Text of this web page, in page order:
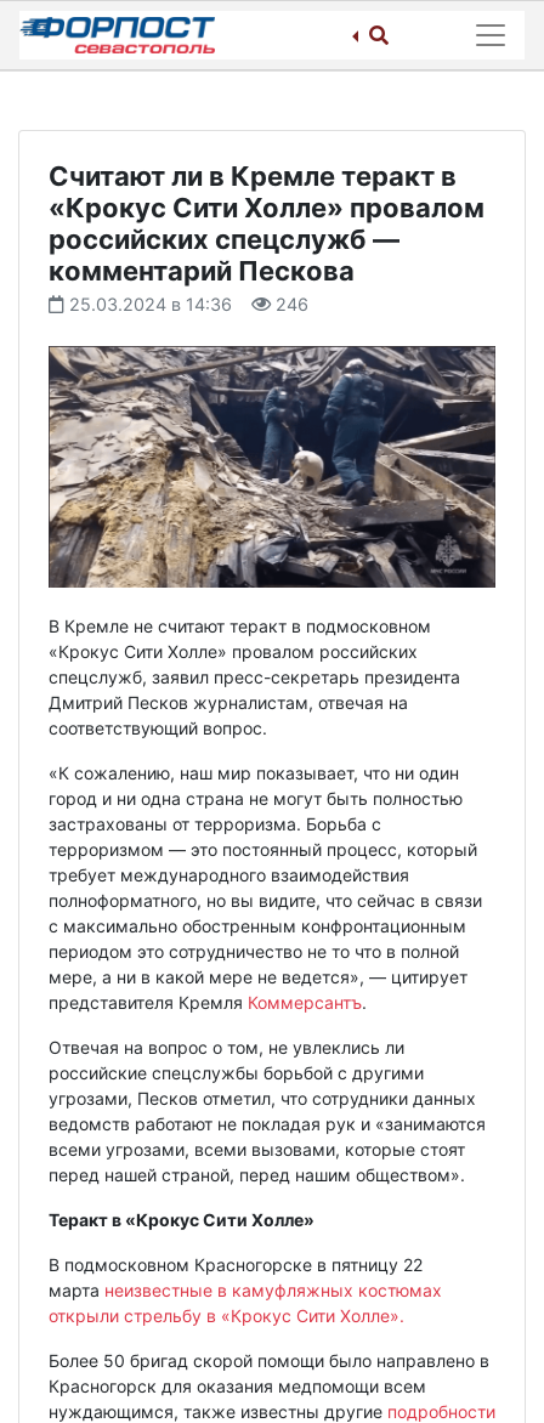
Skip
content
Считают ли в Кремле теракт в
«Крокус Сити Холле» провалом
российских спецслужб —
комментарий Пескова
25.03.2024 в 14:36 246
В Кремле не считают теракт в подмосковном
«Крокус Сити Холле» провалом российских
спецслужб, заявил пресс-секретарь президента
Дмитрий Песков журналистам, отвечая на
соответствующий вопрос.
«К сожалению, наш мир показывает, что ни один
город и ни одна страна не могут быть полностью
застрахованы от терроризма. Борьба с
терроризмом — это постоянный процесс, который
требует международного взаимодействия
полноформатного, но вы видите, что сейчас в связи
с максимально обостренным конфронтационным
периодом это сотрудничество не то что в полной
мере, а ни в какой мере не ведется», — цитирует
представителя Кремля Коммерсантъ.
Отвечая на вопрос о том, не увлеклись ли
российские спецслужбы борьбой с другими
угрозами, Песков отметил, что сотрудники данных
ведомств работают не покладая рук и «занимаются
всеми угрозами, всеми вызовами, которые стоят
перед нашей страной, перед нашим обществом».
Теракт в «Крокус Сити Холле»
В подмосковном Красногорске в пятницу 22
марта неизвестные в камуфляжных костюмах
открыли стрельбу в «Крокус Сити Холле».
Более 50 бригад скорой помощи было направлено в
Красногорск для оказания медпомощи всем
нуждающимся, также известны другие подробности